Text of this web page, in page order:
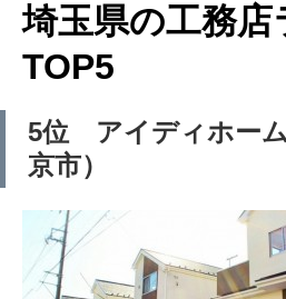
埼玉県の工務
TOP5
5位 アイディホー
京市）